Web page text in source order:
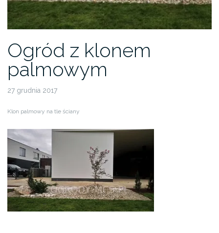
Ogród z klonem
palmowym
27 grudnia 2017
Klon palmowy na tle ściany